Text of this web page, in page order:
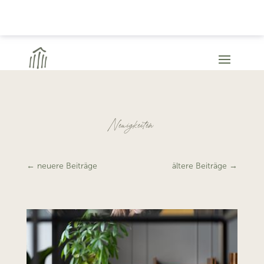
Neuigkeiten
← neuere Beiträge ältere Beiträge →